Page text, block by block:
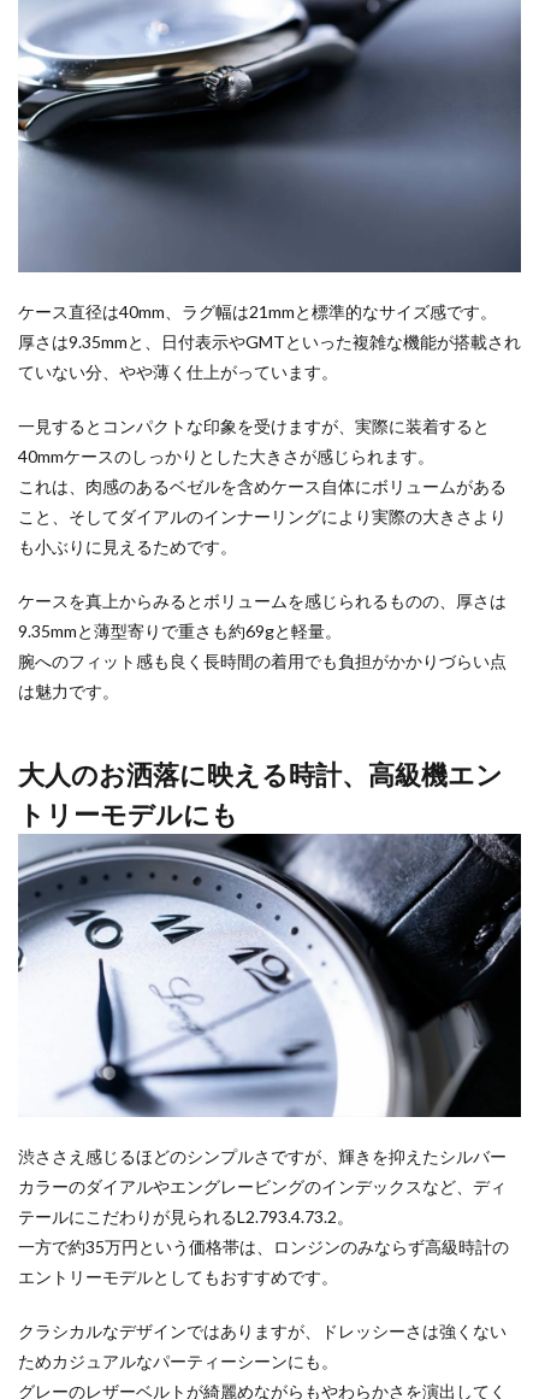
ケース直径は40mm、ラグ幅は21mmと標準的なサイズ感です。
厚さは9.35mmと、日付表示やGMTといった複雑な機能が搭載され
ていない分、やや薄く仕上がっています。
一見するとコンパクトな印象を受けますが、実際に装着すると
40mmケースのしっかりとした大きさが感じられます。
これは、肉感のあるベゼルを含めケース自体にボリュームがある
こと、そしてダイアルのインナーリングにより実際の大きさより
も小ぶりに見えるためです。
ケースを真上からみるとボリュームを感じられるものの、厚さは
9.35mmと薄型寄りで重さも約69gと軽量。
腕へのフィット感も良く長時間の着用でも負担がかかりづらい点
は魅力です。
大人のお洒落に映える時計、高級機エン
トリーモデルにも
渋ささえ感じるほどのシンプルさですが、輝きを抑えたシルバー
カラーのダイアルやエングレービングのインデックスなど、ディ
テールにこだわりが見られるL2.793.4.73.2。
一方で約35万円という価格帯は、ロンジンのみならず高級時計の
エントリーモデルとしてもおすすめです。
クラシカルなデザインではありますが、ドレッシーさは強くない
ためカジュアルなパーティーシーンにも。
グレーのレザーベルトが綺麗めながらもやわらかさを演出してく